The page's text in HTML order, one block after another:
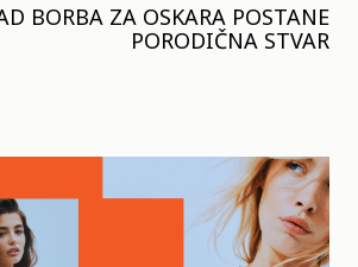
BORBA ZA OSKARA POSTANE
PORODIČNA STVAR